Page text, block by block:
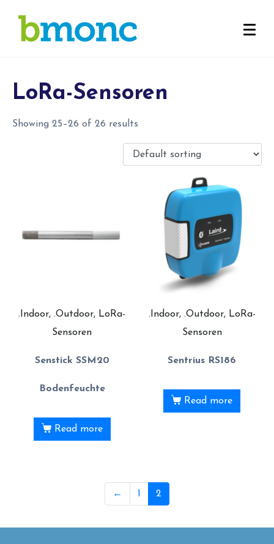
LoRa-Sensoren
Showing 25–26 of 26 results
.Indoor, .Outdoor, LoRa-
Sensoren
Senstick SSM20
Bodenfeuchte
Read more
.Indoor, .Outdoor, LoRa-
Sensoren
Sentrius RS186
Read more
← 1 2